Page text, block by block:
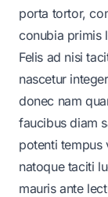
porta tortor,
conubia primis
Felis ad nisi
nascetur
donec nam
faucibus diam
potenti tempus
natoque taciti
mauris ante